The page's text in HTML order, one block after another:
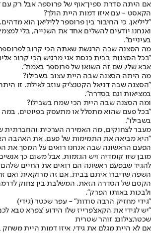
אם היתה סדרת ספין־אוף של פרוספר, אבל רק
הקאסט - עם איזו דמות היית הולך?
"ליליאן. כי החיבור בין פרוספר לליליאן הוא
ואנחנו יודעים להשלים אחד את השנייה, בלי
בעיניים".
מה הסצנה שבה הרגשת שאתה הכי קרוב
"בכל הסצנות בבית כנסת אני מרגיש הכי קרוב
אבא שלי, שם זה השואו של פרוספר באמת".
מה היתה הסצנה שבה היית עצוב בשבילו?
"הסצנה שבה דניאל הקטנצ'יק עוזב לאילת. זו
במציאות וגם בסדרה".
ומה הסצנה שבה היית הכי שמח בשבילו?
"בכל פעם שהוא מתפלל או מתעסק בפיוטים,
בשבילו".
מעבר לצחוקים, מה האמירה הערכית והחברתית
"היא מביאה את התמימות של פעם, את האהבה
הפעם הראשונה שבה אנחנו רואים על המסך את
מובן שזו קומדיה ויש הגזמות, אבל משום כך
להגיד שבפעם ראשונה הם רואים את החיים
השפה שדיברו איתם בבית, אם זה מרוקאית ואם זה
הקסם של הסדרה הזאת, המשלבת בין צחוק
ולבכות באותו הפרק".
"גידי מחזיק הרבה סודות" - עפר שכטר (גידי)
"יש לגידי את הקאצ'פרייז שלו הידוע 'צפרא טבא
שכטר,צילום: זוהר שטרית
אם לא היית מגלם את גידי, איזו דמות היית